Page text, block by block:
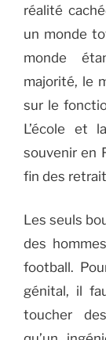
réalité
un monde
monde
majorité, le
sur le
L’école et
souvenir en
fin des
Les seuls
des
football.
génital, il
toucher